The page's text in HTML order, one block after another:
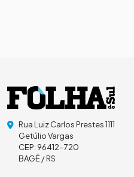
Rua Luiz Carlos Prestes 1111
Getúlio Vargas
CEP: 96412-720
BAGÉ / RS